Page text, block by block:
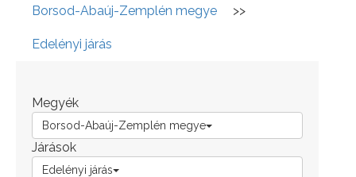
Borsod-Abaúj-Zemplén megye >>
Edelényi járás
Megyék
Borsod-Abaúj-Zemplén megye
Járások
Edelényi járás